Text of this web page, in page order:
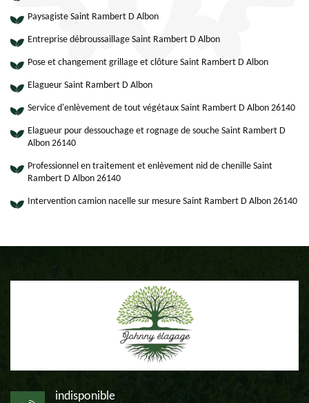
Paysagiste Saint Rambert D Albon
Entreprise débroussaillage Saint Rambert D Albon
Pose et changement grillage et clôture Saint Rambert D Albon
Elagueur Saint Rambert D Albon
Service d'enlèvement de tout végétaux Saint Rambert D Albon 26140
Elagueur pour dessouchage et rognage de souche Saint Rambert D
Albon 26140
Professionnel en traitement et enlèvement nid de chenille Saint
Rambert D Albon 26140
Intervention camion nacelle sur mesure Saint Rambert D Albon 26140
indisponible